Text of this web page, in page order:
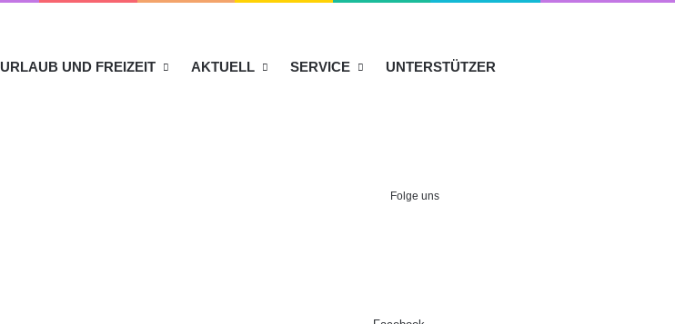
URLAUB UND FREIZEIT AKTUELL SERVICE UNTERSTÜTZER
Folge uns